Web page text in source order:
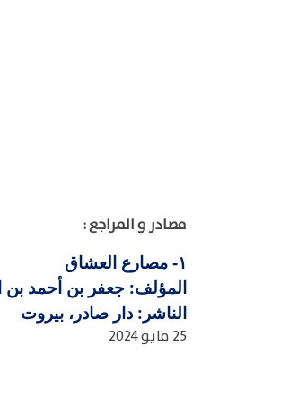
مصادر و المراجع :
١-
مصارع العشاق
المؤلف: جعفر بن أحمد بن
الناشر: دار صادر، بيروت
25 مايو 2024